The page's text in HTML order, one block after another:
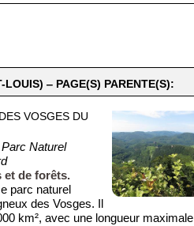
LOUIS) ‒ PAGE(S) PARENTE(S):
VOSGES DU
Parc Naturel
et de forêts.
parc naturel
des Vosges. Il
km², avec une longueur maximale